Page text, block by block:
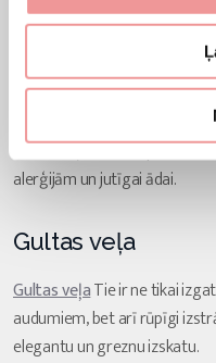
un šo preču klāsts krietni
Gultasveļa
NMF Home klāstā jūs
Pārliecinājāmies, ka
alerģijām un jutīgai ādai.
Gultas veļa
Gultas veļaTie ir ne tikai
audumiem, bet arī rūpīgi
elegantu un greznu izskatu.